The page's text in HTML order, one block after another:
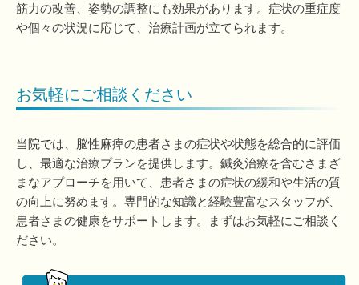
筋力の改善、姿勢の調整にも効果があります。症状の重症度
や個々の状況に応じて、治療計画が立てられます。
お気軽にご相談ください
当院では、脳性麻痺の患者さまの症状や状態を総合的に評価
し、最適な治療プランを提供します。鍼灸治療を含むさまざ
まなアプローチを用いて、患者さまの症状の緩和や生活の質
の向上に努めます。専門的な知識と経験豊富なスタッフが、
患者さまの健康をサポートします。まずはお気軽にご相談く
ださい。